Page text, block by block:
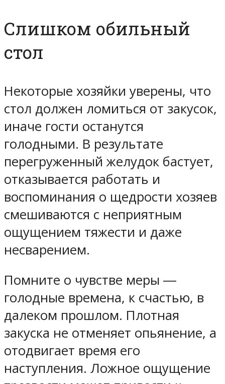
Слишком обильный
стол
Некоторые хозяйки уверены, что
стол должен ломиться от закусок,
иначе гости останутся
голодными. В результате
перегруженный желудок бастует,
отказывается работать и
воспоминания о щедрости хозяев
смешиваются с неприятным
ощущением тяжести и даже
несварением.
Помните о чувстве меры ―
голодные времена, к счастью, в
далеком прошлом. Плотная
закуска не отменяет опьянение, а
отодвигает время его
наступления. Ложное ощущение